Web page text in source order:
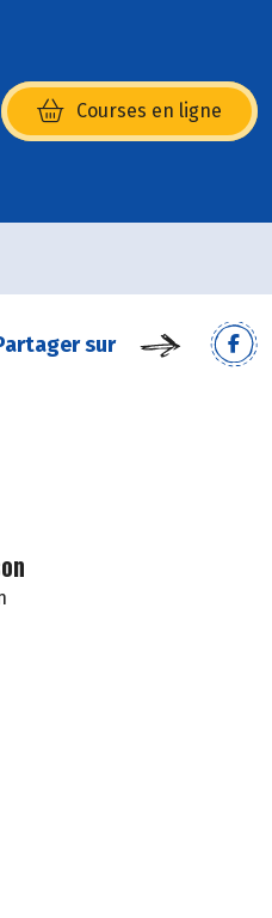
Courses en ligne
fenêtre)
sur